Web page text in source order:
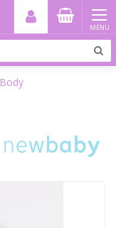
MENU
Body